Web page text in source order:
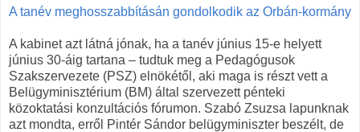
A tanév meghosszabbításán gondolkodik az Orbán-kormány
A kabinet azt látná jónak, ha a tanév június 15-e helyett
június 30-áig tartana – tudtuk meg a Pedagógusok
Szakszervezete (PSZ) elnökétől, aki maga is részt vett a
Belügyminisztérium (BM) által szervezett pénteki
közoktatási konzultációs fórumon. Szabó Zsuzsa lapunknak
azt mondta, erről Pintér Sándor belügyminiszter beszélt, de